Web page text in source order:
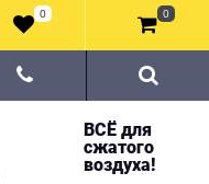
ВСЁ для
сжатого
воздуха!
0 0